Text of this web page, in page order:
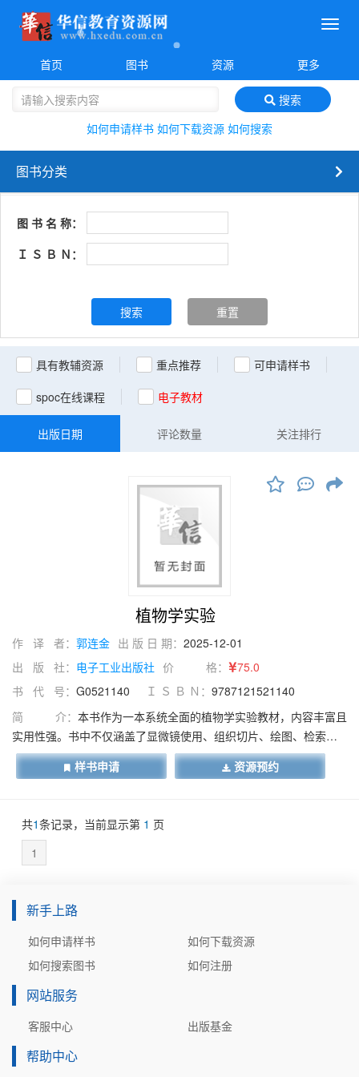
菜
首页
图书 资源 更多
搜索
如何申请样书 如何下载资源 如何搜索
图书分类
图 书 名 称：
Ｉ Ｓ Ｂ Ｎ：
搜索 重置
具有教辅资源 重点推荐
可申请样书
spoc在线课程
电子教材
关注排行
评论数量
出版日期
植物学实验
作 译 者： 郭连金 出 版 日 期： 2025-12-01
出 版 社： 电子工业出版社 价 格：
75.0
书 代 号： G0521140 Ｉ Ｓ Ｂ Ｎ： 9787121521140
简 介： 本书作为一本系统全面的植物学实验教材，内容丰富且
实用性强。书中不仅涵盖了显微镜使用、组织切片、绘图、检索表
编制等基础实验技能，还结合了植物形态解剖学和分类学实验，帮
助读者深入理解植物的形态结构与分类特征。此外，书中引入了江
存现状及在地方经济中的重要作用。这些内容不仅为植物学教学提
供了有力支持，也为地方特色植物资源的研究与利用提供了参考，
具有重要的学术意义和实践价值。
样书申请 资源预约
共1条记录，当前显示第 1 页
1
新手上路
如何申请样书
如何下载资源
如何搜索图书
如何注册
网站服务
客服中心 出版基金
帮助中心